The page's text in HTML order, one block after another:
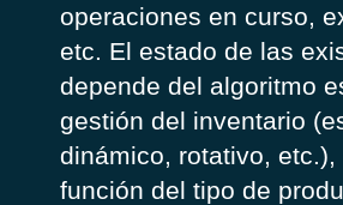
operaciones en curso,
etc. El estado de las
depende del algoritmo
gestión del inventario
dinámico, rotativo, etc.),
función del tipo de